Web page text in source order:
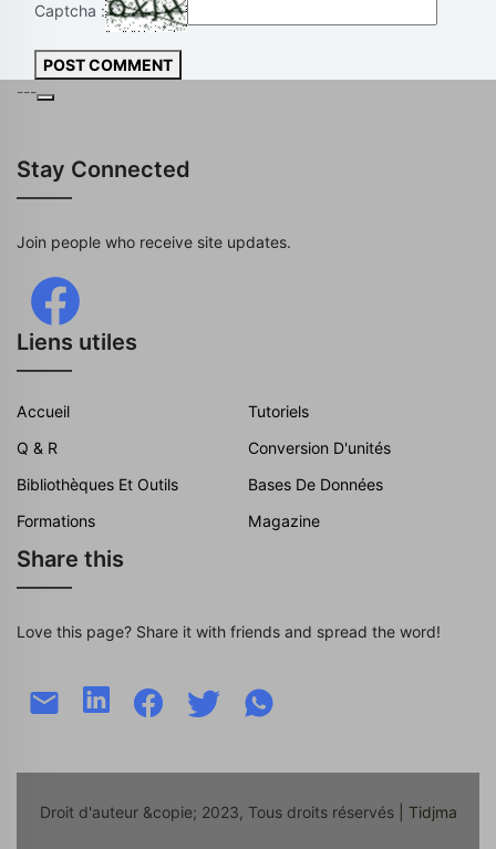
Captcha :
POST COMMENT
---
Stay Connected
Join people who receive site updates.
Liens utiles
Accueil
Tutoriels
Q & R
Conversion D'unités
Bibliothèques Et Outils
Bases De Données
Formations
Magazine
Share this
Love this page? Share it with friends and spread the word!
Droit d'auteur &copie; 2023, Tous droits réservés | Tidjma